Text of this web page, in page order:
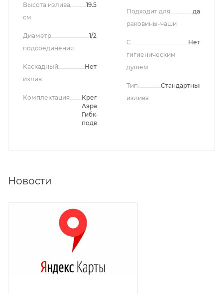
Высота излива,
см
19.5
Диаметр
подсоединения
1/2
Каскадный
излив
Нет
Комплектация
Крепление,
Аэратор,
Гибкая
подводка
Подходит для
раковины-чаши
да
С
гигиеническим
душем
Нет
Тип
излива
Стандартный
Новости